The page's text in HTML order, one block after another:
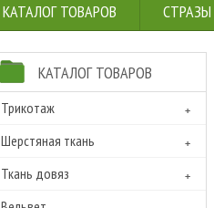
КАТАЛОГ ТОВАРОВ СТРАЗЫ
КАТАЛОГ ТОВАРОВ
Трикотаж
Шерстяная ткань
Ткань довяз